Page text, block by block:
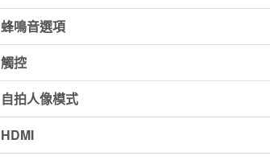
蜂鳴音選項
觸控
自拍人像模式
HDMI